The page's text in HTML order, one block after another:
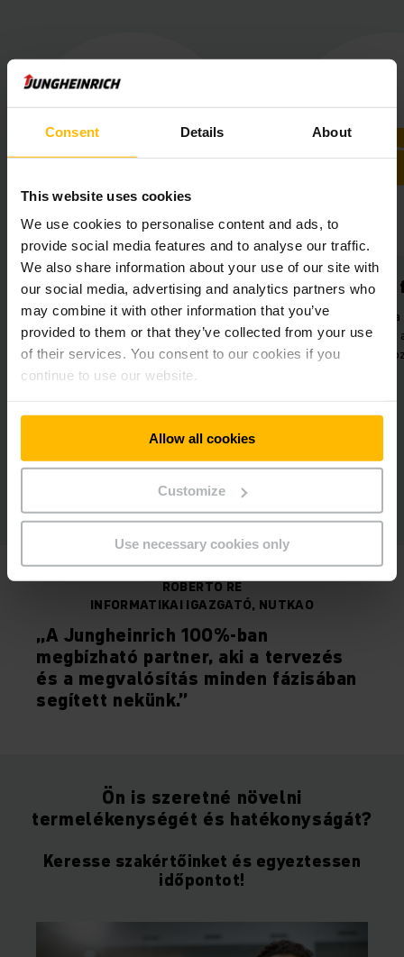
Consent Details About
This website uses cookies
We use cookies to personalise content and ads, to
provide social media features and to analyse our traffic.
We also share information about your use of our site with
our social media, advertising and analytics partners who
may combine it with other information that you’ve
provided to them or that they’ve collected from your use
of their services. You consent to our cookies if you
continue to use our website.
Allow all cookies
Customize
Use necessary cookies only
hatékonyság
új termelési ciklusokhoz
illeszkedő, korszerű
megoldások
bevezetése
Gördülékeny
Jobb kapcsolat a termelés
raktár között a gyorsabb
rendelésfeldolgozás
ROBERTO RE
INFORMATIKAI IGAZGATÓ, NUTKAO
„A Jungheinrich 100%-ban
megbízható partner, aki a tervezés
és a megvalósítás minden fázisában
segített nekünk.”
Ön is szeretné növelni
termelékenységét és hatékonyságát?
Keresse szakértőinket és egyeztessen
időpontot!